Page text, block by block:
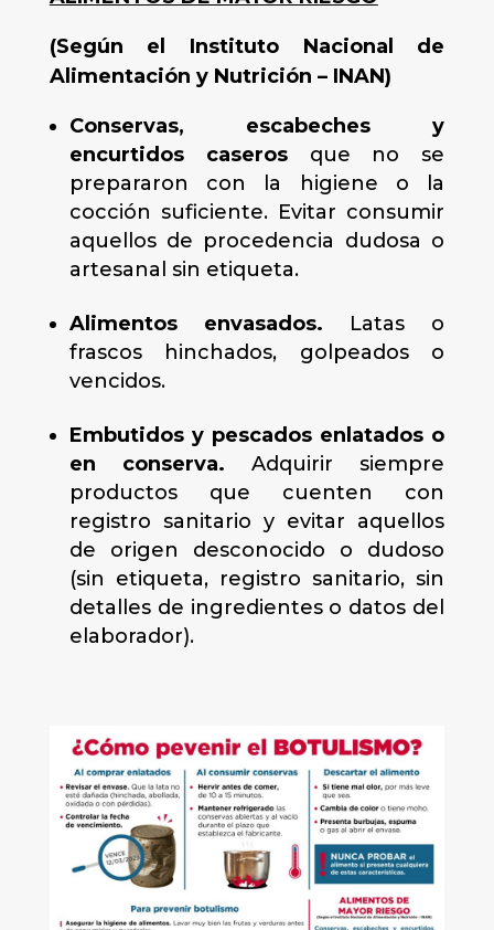
(Según el Instituto Nacional de
Alimentación y Nutrición – INAN)
Conservas, escabeches y
encurtidos caseros que no se
prepararon con la higiene o la
cocción suficiente. Evitar consumir
aquellos de procedencia dudosa o
artesanal sin etiqueta.
Alimentos envasados. Latas o
frascos hinchados, golpeados o
vencidos.
Embutidos y pescados enlatados o
en conserva.Adquirir siempre
productos que cuenten con
registro sanitario y evitar aquellos
de origen desconocido o dudoso
(sin etiqueta, registro sanitario, sin
detalles de ingredientes o datos del
elaborador).